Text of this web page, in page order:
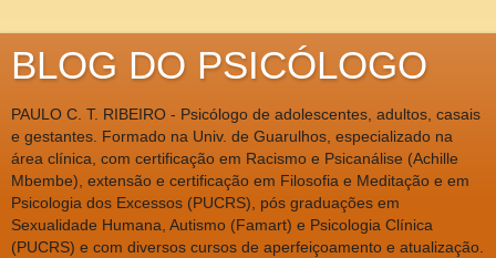
BLOG DO PSICÓLOGO
PAULO C. T. RIBEIRO - Psicólogo de adolescentes, adultos, casais
e gestantes. Formado na Univ. de Guarulhos, especializado na
área clínica, com certificação em Racismo e Psicanálise (Achille
Mbembe), extensão e certificação em Filosofia e Meditação e em
Psicologia dos Excessos (PUCRS), pós graduações em
Sexualidade Humana, Autismo (Famart) e Psicologia Clínica
(PUCRS) e com diversos cursos de aperfeiçoamento e atualização.